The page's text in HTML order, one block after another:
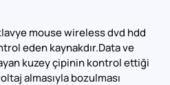
mouse wireless dvd hdd
eden kaynakdır.Data ve
kuzey çipinin kontrol ettiği
almasıyla bozulması